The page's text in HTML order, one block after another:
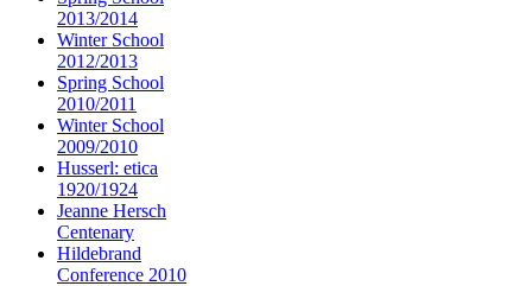
2013/2014
Winter School
2012/2013
Spring School
2010/2011
Winter School
2009/2010
Husserl: etica
1920/1924
Jeanne Hersch
Centenary
Hildebrand
Conference 2010